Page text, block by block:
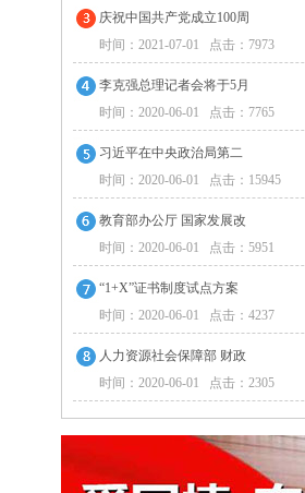
庆祝中国共产党成立100周
时间：2021-07-01 点击：7973
李克强总理记者会将于5月
时间：2020-06-01 点击：7765
习近平在中央政治局第二
时间：2020-06-01 点击：15945
教育部办公厅 国家发展改
时间：2020-06-01 点击：5951
“1+X”证书制度试点方案
时间：2020-06-01 点击：4237
人力资源社会保障部 财政
时间：2020-06-01 点击：2305